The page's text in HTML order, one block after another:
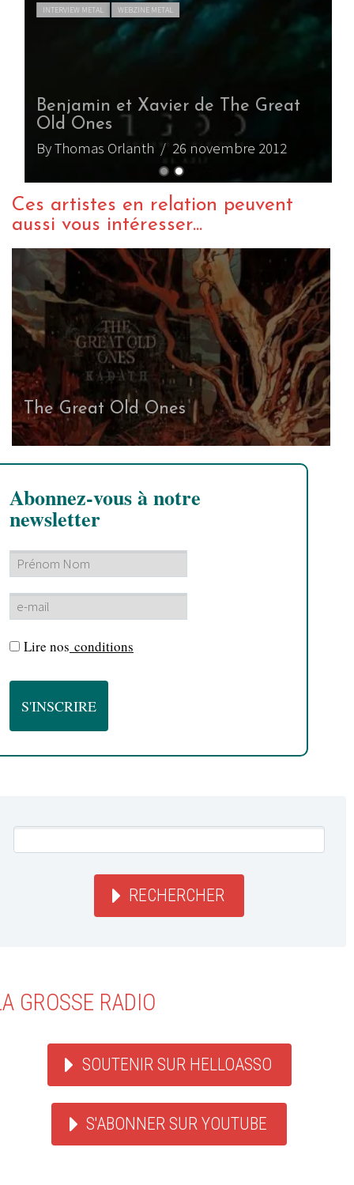
INTERVIEW METAL WEBZINE METAL
Benjamin et Xavier de The Great
Old Ones
By Thomas Orlanth/ 26 novembre 2012
Ces artistes en relation peuvent
aussi vous intéresser...
The Great Old Ones
Abonnez-vous à notre
newsletter
Lire nos conditions
RECHERCHER
GROSSE RADIO
SOUTENIR SUR HELLOASSO
S'ABONNER SUR YOUTUBE